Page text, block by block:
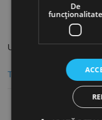
UTILIZARE TAROZI
Tarozi de mână (set de
Tarod de
De
funcţionalitate